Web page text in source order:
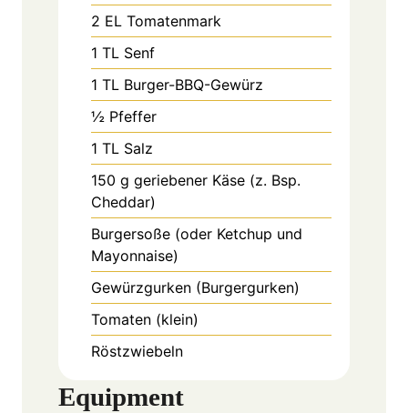
2 EL Tomatenmark
1 TL Senf
1 TL Burger-BBQ-Gewürz
½ Pfeffer
1 TL Salz
150 g geriebener Käse (z. Bsp.
Cheddar)
Burgersoße (oder Ketchup und
Mayonnaise)
Gewürzgurken (Burgergurken)
Tomaten (klein)
Röstzwiebeln
Equipment